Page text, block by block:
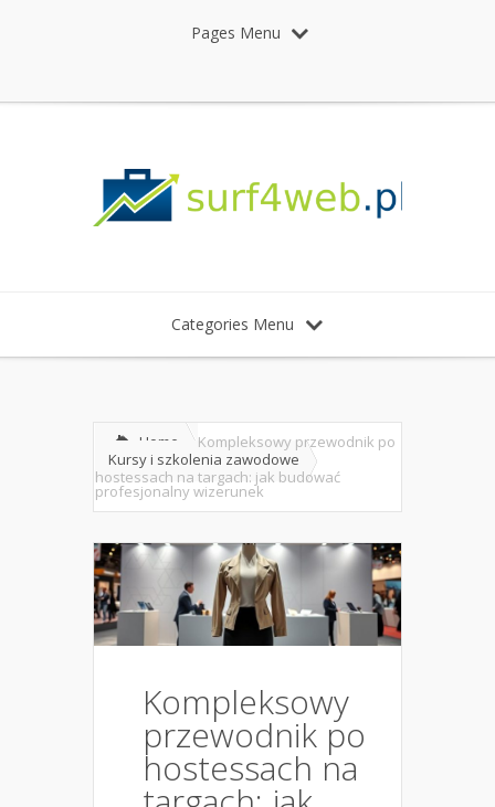
Pages Menu
Categories Menu
Home
Kursy i szkolenia zawodowe
Kompleksowy przewodnik po
hostessach na targach: jak budować
profesjonalny wizerunek
Kompleksowy
przewodnik po
hostessach na